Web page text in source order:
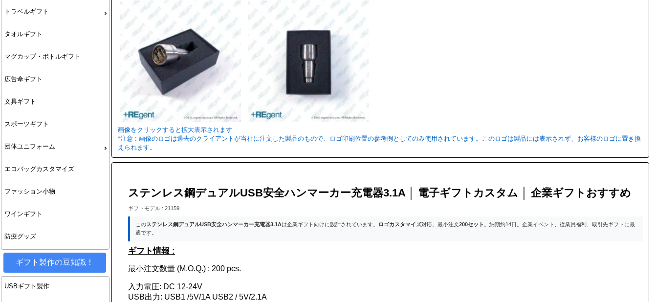
トラベルギフト
タオルギフト
マグカップ・ボトルギフト
広告傘ギフト
文具ギフト
スポーツギフト
団体ユニフォーム
エコバッグカスタマイズ
ファッション小物
ワインギフト
防疫グッズ
ギフト製作の豆知識！
USBギフト製作
画像をクリックすると拡大表示されます
*注意 : 画像のロゴは過去のクライアントが当社に注文した製品のもので、ロゴ印刷位置の参考例としてのみ使用されています。このロゴは製品には表示されず、お客様のロゴに置き換
えられます。
ステンレス鋼デュアルUSB安全ハンマーカー充電器3.1A │ 電子ギフトカスタム │ 企業ギフトおすすめ
ギフトモデル : 21159
このステンレス鋼デュアルUSB安全ハンマーカー充電器3.1Aは企業ギフト向けに設計されています。 ロゴカスタマイズ対応。最小注文200セット
。納期約14日。企業イベント、従業員福利、取引先ギフトに最
適です。
ギフト情報 :
最小注文数量 (M.O.Q.) : 200 pcs.
入力電圧: DC 12-24V
USB出力: USB1 /5V/1A USB2 / 5V/2.1A